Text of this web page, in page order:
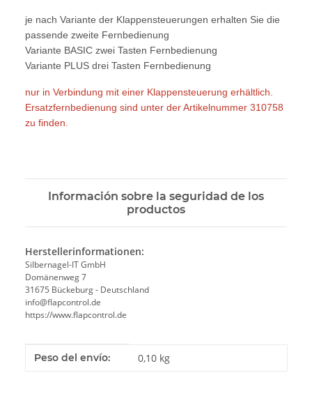
je nach Variante der Klappensteuerungen erhalten Sie die
passende zweite Fernbedienung
Variante BASIC zwei Tasten Fernbedienung
Variante PLUS drei Tasten Fernbedienung
nur in Verbindung mit einer Klappensteuerung erhältlich.
Ersatzfernbedienung sind unter der Artikelnummer 310758
zu finden.
Información sobre la seguridad de los
productos
Herstellerinformationen:
Silbernagel-IT GmbH
Domänenweg 7
31675 Bückeburg - Deutschland
info@flapcontrol.de
https://www.flapcontrol.de
#productDetails.itemInformation#
#productDetails.itemValue#
Peso del envío: 0,10 kg